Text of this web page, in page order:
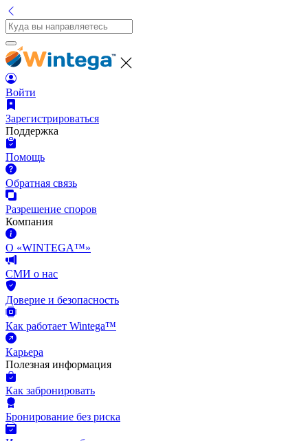
Войти
Зарегистрироваться
Поддержка
Помощь
Обратная связь
Разрешение споров
Компания
О «WINTEGA™»
СМИ о нас
Доверие и безопасность
Как работает Wintega™
Карьера
Полезная информация
Как забронировать
Бронирование без риска